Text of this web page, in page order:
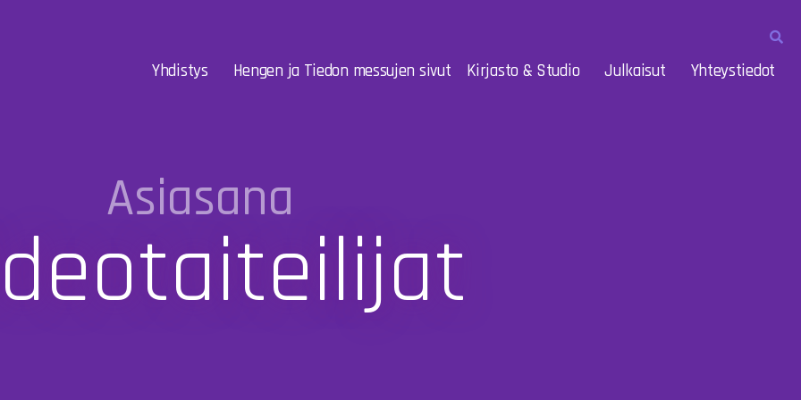
Yhdistys Hengen ja Tiedon messujen sivut Kirjasto & Studio Julkaisut Yhteystiedot
Asiasana